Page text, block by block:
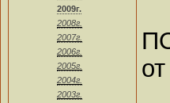
2009г.
2008г.
2007г.
2006г.
2005г.
2004г.
2003г.